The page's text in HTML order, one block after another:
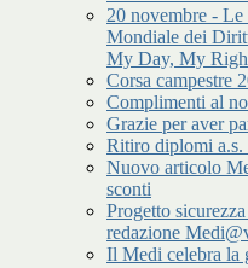
20 novembre -
Mondiale dei
My Day, My
Corsa campestre
Complimenti al
Grazie per aver
Ritiro diplomi a.s.
Nuovo articolo
sconti
Progetto
redazione
Il Medi celebra la